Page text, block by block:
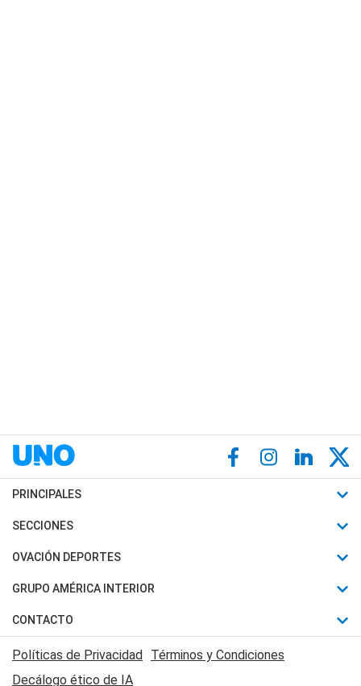
PRINCIPALES
Últimas Noticias
Política
Judiciales
Economia
SECCIONES
Horóscopo
Motores
Trucos caseros
Series y Películas
OVACIÓN DEPORTES
Fútbol
Mundial
Automovilismo
Rugby
GRUPO AMÉRICA INTERIOR
Canal 7 en Vivo
CONTACTO
Acerca de Nosotros
Contactanos
Políticas de Privacidad Términos y Condiciones
Decálogo ético de IA